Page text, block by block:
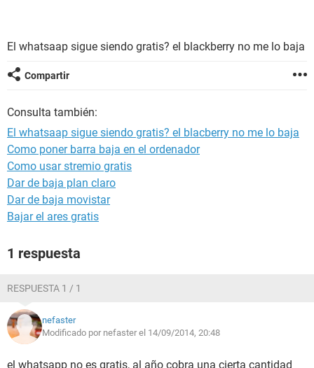
El whatsaap sigue siendo gratis? el blackberry no me lo baja
Compartir
Consulta también:
El whatsaap sigue siendo gratis? el blacberry no me lo baja
Como poner barra baja en el ordenador
Como usar stremio gratis
Dar de baja plan claro
Dar de baja movistar
Bajar el ares gratis
1 respuesta
RESPUESTA 1 / 1
nefaster
Modificado por nefaster el 14/09/2014, 20:48
el whatsapp no es gratis, al año cobra una cierta cantidad